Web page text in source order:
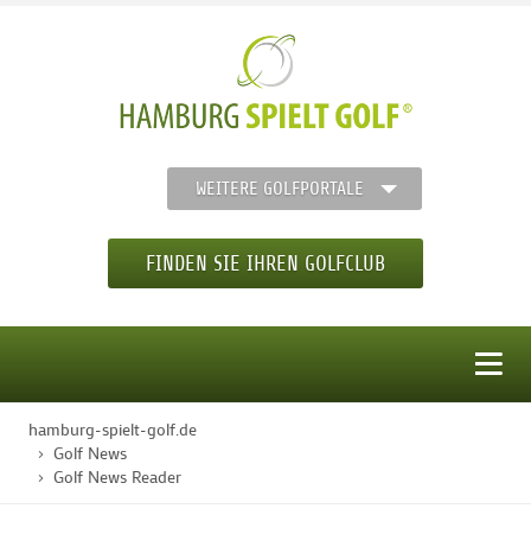
WEITERE GOLFPORTALE
FINDEN SIE IHREN GOLFCLUB
STARTSEITE
hamburg-spielt-golf.de
Golf News
Golf News Reader